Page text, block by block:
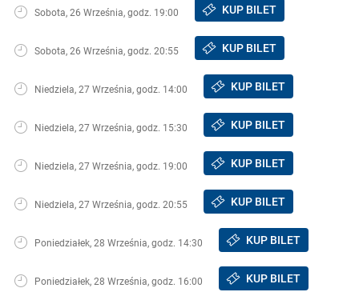
Sobota, 26 Września, godz. 19:00 KUP BILET
Sobota, 26 Września, godz. 20:55 KUP BILET
Niedziela, 27 Września, godz. 14:00 KUP BILET
Niedziela, 27 Września, godz. 15:30 KUP BILET
Niedziela, 27 Września, godz. 19:00 KUP BILET
Niedziela, 27 Września, godz. 20:55 KUP BILET
Poniedziałek, 28 Września, godz. 14:30 KUP BILET
Poniedziałek, 28 Września, godz. 16:00 KUP BILET